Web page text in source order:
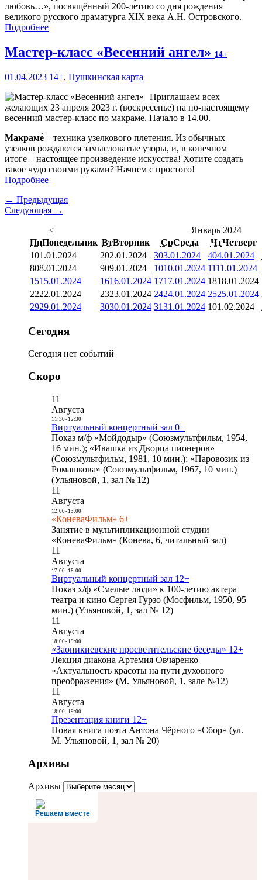
любовь…», посвящённый 200-летию со дня рождения
великого русского драматурга XIX века А.Н. Островского.
Подробнее
Мастер-класс «Весенний ангел» 14+
01.04.2023 14+, Пушкинская карта
Приглашаем всех
желающих 23 апреля 2023 г. (воскресенье) на по-настоящему
весенний мастер-класс по макраме. Начало в 14.00.
Макраме́ – техника узелкового плетения. Из обычных
узелков рождаются замысловатые узоры, и, в конечном
итоге – настоящее произведение искусства! Хотите создать
такое чудо своими руками? Начнем с простого!
Подробнее
← Предыдущая
Следующая →
<
Январь 2024
ПнПонедельник ВтВторник СрСреда ЧтЧетверг
101.01.2024 202.01.2024 303.01.2024 404.01.2024
808.01.2024 909.01.2024 1010.01.2024 1111.01.2024
1515.01.2024 1616.01.2024 1717.01.2024 1818.01.2024
2222.01.2024 2323.01.2024 2424.01.2024 2525.01.2024
2929.01.2024 3030.01.2024 3131.01.2024 101.02.2024
Сегодня
Сегодня нет событий
Скоро
11
Августа
11:30- 12:30
Виртуальный концертный зал 0+
Показ м/ф «Мойдодыр» (Союзмультфильм, 1954,
16 мин.); «Ивашка из Дворца пионеров»
(Союзмультфильм, 1981, 10 мин.); «Паровозик из
Ромашкова» (Союзмультфильм, 1967, 10 мин.)
(Ульяновой, 1, зал № 12)
11
Августа
12:00- 13:00
«КоневаФильм» 6+
Занятие в мультипликационной студии
«КоневаФильм» (Конева, 6, читальный зал)
11
Августа
17:00- 18:00
Виртуальный концертный зал 12+
Показ х/ф «Смелые люди» к 100-летию актера
театра и кино Сергея Гурзо (Мосфильм, 1950, 95
мин.) (Ульяновой, 1, зал № 12)
11
Августа
18:00- 19:00
«Заоникиевские просветительские беседы» 12+
Лекция диакона Артемия Овчаренко
«Актуальность красоты на пути духовного
преображения» (М. Ульяновой, 1, зале №12)
11
Августа
18:00- 19:00
Презентация книги 12+
Новая книга поэта Антона Чёрного «Сбор» (ул.
М. Ульяновой, 1, зал № 20)
Архивы
Архивы
Решаем вместе